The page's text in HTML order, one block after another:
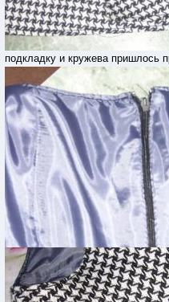
подкладку и кружева пришлось